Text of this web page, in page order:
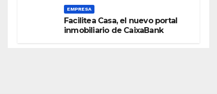
EMPRESA
Facilitea Casa, el nuevo portal
inmobiliario de CaixaBank